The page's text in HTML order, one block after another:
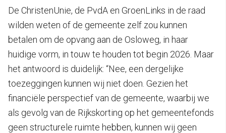
De ChristenUnie, de PvdA en GroenLinks in de raad
wilden weten of de gemeente zelf zou kunnen
betalen om de opvang aan de Osloweg, in haar
huidige vorm, in touw te houden tot begin 2026. Maar
het antwoord is duidelijk: “Nee, een dergelijke
toezeggingen kunnen wij niet doen. Gezien het
financiële perspectief van de gemeente, waarbij we
als gevolg van de Rijkskorting op het gemeentefonds
geen structurele ruimte hebben, kunnen wij geen